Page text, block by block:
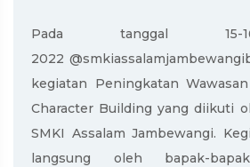
Pada tanggal 15-
2022
kegiatan Peningkatan
Character Building yang diikuti
SMKI Assalam Jambewangi.
langsung oleh bapak-